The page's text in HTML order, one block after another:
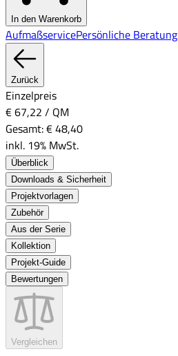
In den Warenkorb
AufmaßservicePersönliche Beratung
Zurück
Einzelpreis
€ 67,22 / QM
Gesamt:€ 48,40
inkl. 19% MwSt.
Überblick
Downloads & Sicherheit
Projektvorlagen
Zubehör
Aus der Serie
Kollektion
Projekt-Guide
Bewertungen
Vergleichen